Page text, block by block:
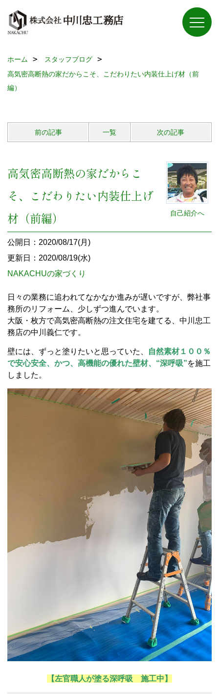
ホーム
スタッフブログ
高気密高断熱の家だからこそ、こだわりたい内装仕上げ材（前
編）
前の記事 一覧 次の記事
自己紹介へ
高気密高断熱の家だからこ
そ、こだわりたい内装仕上げ
材（前編）
公開日：2020/08/17(月)
更新日：2020/08/19(水)
NAKACHUの家づくり
日々の業務に追われてなかなか進みが遅いですが、弊社事
務所のリフォーム、少しずつ進んでいます。
大阪・枚方で高気密高断熱の注文住宅を建てる、中川忠工
務店の中川義仁です。
壁には、ずっと塗りたいと思っていた、
自然素材１００％
で安心安全、かつ、高機能の優れた壁材、“深呼吸”を施工
しました。
【左官職人が塗る深呼吸 施工中】